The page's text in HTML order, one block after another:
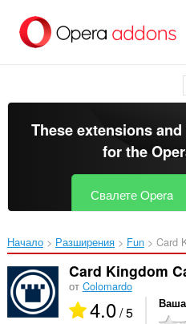
главното
съдържание
These extensions
for the
Свалете Opera
Начало Разширения Fun Card
Card Kingdom
от Colomardo
4.0/ 5